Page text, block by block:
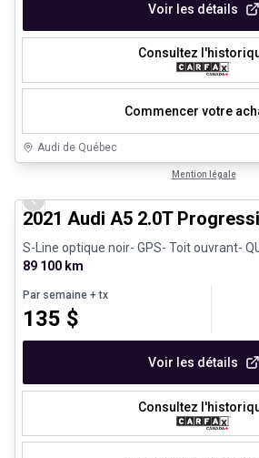
Voir les détails
Consultez
Commencer votre
Audi de Québec
Mention légale
Previous slide
2021 Audi A5 2.0T
S-Line optique noir- GPS- Toit ouvrant-
89 100 km
Par semaine + tx
135 $
Voir les détails
Consultez